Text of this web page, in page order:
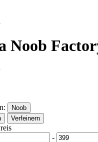
Noob
Noob
Verfeinern
-